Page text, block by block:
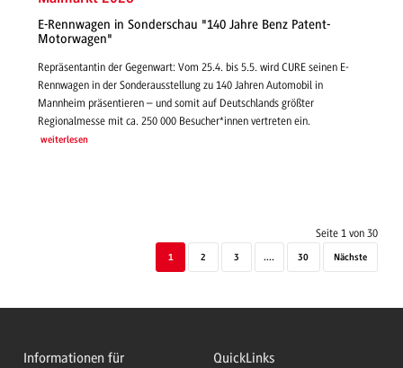
E-Rennwagen in Sonderschau "140 Jahre Benz Patent-
Motorwagen"
Repräsentantin der Gegenwart: Vom 25.4. bis 5.5. wird CURE seinen E-
Rennwagen in der Sonderausstellung zu 140 Jahren Automobil in
Mannheim präsentieren – und somit auf Deutschlands größter
Regionalmesse mit ca. 250 000 Besucher*innen vertreten ein.
weiterlesen
Seite 1 von 30
1 2 3 .... 30 Nächste
Informationen für QuickLinks